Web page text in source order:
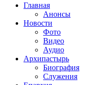
Главная
Анонсы
Новости
Фото
Видео
Аудио
Архипастырь
Биография
Служения